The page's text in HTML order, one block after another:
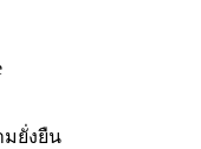
มยั่งยืน